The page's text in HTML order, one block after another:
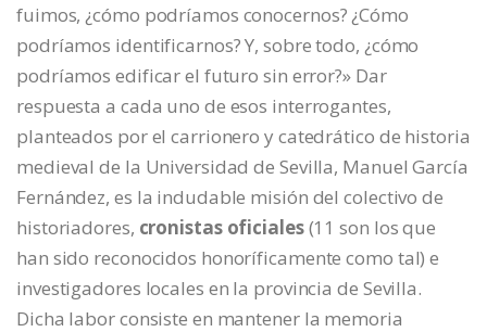
fuimos, ¿cómo podríamos conocernos? ¿Cómo
podríamos identificarnos? Y, sobre todo, ¿cómo
podríamos edificar el futuro sin error?» Dar
respuesta a cada uno de esos interrogantes,
planteados por el carrionero y catedrático de historia
medieval de la Universidad de Sevilla, Manuel García
Fernández, es la indudable misión del colectivo de
historiadores, cronistas oficiales(11 son los que
han sido reconocidos honoríficamente como tal) e
investigadores locales en la provincia de Sevilla.
Dicha labor consiste en mantener la memoria